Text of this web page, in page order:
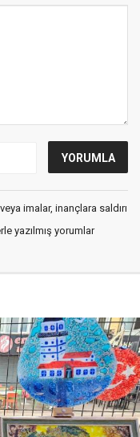
imalar, inançlara saldırı
yazılmış yorumlar